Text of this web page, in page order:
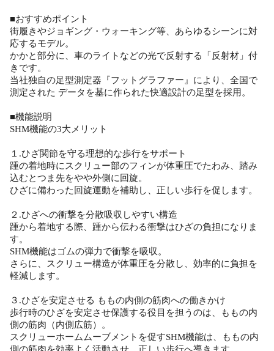
■おすすめポイント
街履きやジョギング・ウォーキング等、あらゆるシーンに対
応するモデル。
かかと部分に、車のライトなどの光で反射する「反射材」付
きです。
当社独自の足型測定器『フットグラファー』により、全国で
測定された データを基に作られた快適設計の足型を採用。
■機能説明
SHM機能の3大メリット
１.ひざ関節を守る理想的な歩行をサポート
踵の着地時にスクリュー部のフィンが体重圧でたわみ、踏み
込むとつま先をやや外側に回旋。
ひざに備わった回旋運動を補助し、正しい歩行を促します。
２.ひざへの衝撃を分散吸収しやすい構造
踵から着地する際、踵から伝わる衝撃はひざの負担になりま
す。
SHM機能はゴムの弾力で衝撃を吸収。
さらに、スクリュー構造が体重圧を分散し、効率的に負担を
軽減します。
３.ひざを安定させる ももの内側の筋肉への働きかけ
歩行時のひざを安定させ保護する役目を担うのは、ももの内
側の筋肉（内側広筋）。
スクリューホームムーブメントを促すSHM機能は、ももの内
側の筋肉を効率よく活動させ、正しい歩行へ導きます。